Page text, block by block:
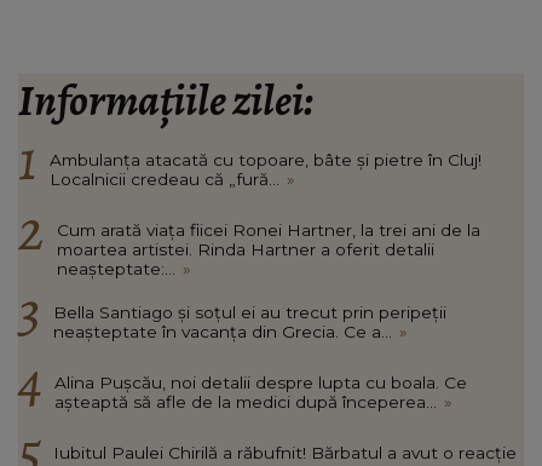
Informațiile zilei:
Ambulanța atacată cu topoare, bâte și pietre în Cluj!
Localnicii credeau că „fură...
»
Cum arată viața fiicei Ronei Hartner, la trei ani de la
moartea artistei. Rinda Hartner a oferit detalii
neașteptate:...
»
Bella Santiago și soțul ei au trecut prin peripeții
neașteptate în vacanța din Grecia. Ce a...
»
Alina Pușcău, noi detalii despre lupta cu boala. Ce
așteaptă să afle de la medici după începerea...
»
Iubitul Paulei Chirilă a răbufnit! Bărbatul a avut o reacție